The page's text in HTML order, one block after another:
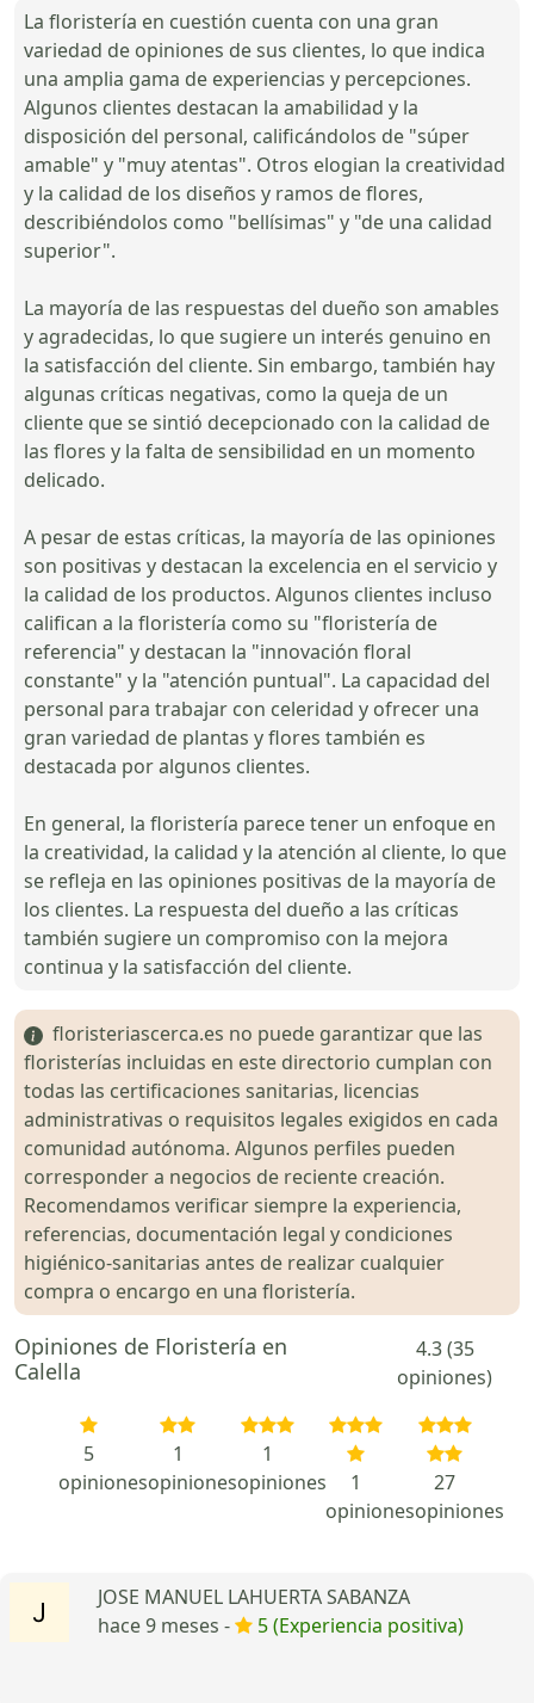
La floristería en cuestión cuenta con una gran
variedad de opiniones de sus clientes, lo que indica
una amplia gama de experiencias y percepciones.
Algunos clientes destacan la amabilidad y la
disposición del personal, calificándolos de "súper
amable" y "muy atentas". Otros elogian la creatividad
y la calidad de los diseños y ramos de flores,
describiéndolos como "bellísimas" y "de una calidad
superior".
La mayoría de las respuestas del dueño son amables
y agradecidas, lo que sugiere un interés genuino en
la satisfacción del cliente. Sin embargo, también hay
algunas críticas negativas, como la queja de un
cliente que se sintió decepcionado con la calidad de
las flores y la falta de sensibilidad en un momento
delicado.
A pesar de estas críticas, la mayoría de las opiniones
son positivas y destacan la excelencia en el servicio y
la calidad de los productos. Algunos clientes incluso
califican a la floristería como su "floristería de
referencia" y destacan la "innovación floral
constante" y la "atención puntual". La capacidad del
personal para trabajar con celeridad y ofrecer una
gran variedad de plantas y flores también es
destacada por algunos clientes.
En general, la floristería parece tener un enfoque en
la creatividad, la calidad y la atención al cliente, lo que
se refleja en las opiniones positivas de la mayoría de
los clientes. La respuesta del dueño a las críticas
también sugiere un compromiso con la mejora
continua y la satisfacción del cliente.
floristeriascerca.es no puede garantizar que las
floristerías incluidas en este directorio cumplan con
todas las certificaciones sanitarias, licencias
administrativas o requisitos legales exigidos en cada
comunidad autónoma. Algunos perfiles pueden
corresponder a negocios de reciente creación.
Recomendamos verificar siempre la experiencia,
referencias, documentación legal y condiciones
higiénico-sanitarias antes de realizar cualquier
compra o encargo en una floristería.
Opiniones de Floristería en
Calella
4.3 (35
opiniones)
5
opiniones
1
opiniones
1
opiniones
1
opiniones
27
opiniones
JOSE MANUEL LAHUERTA SABANZA
hace 9 meses -
5 (Experiencia positiva)